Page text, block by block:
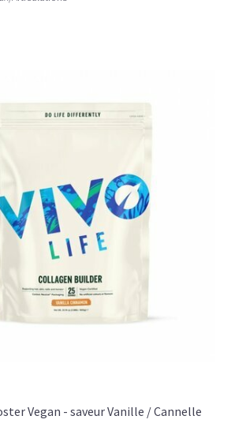
un soupçon de caramel pour un
détente… ou de concentration avant le
et stable, sans pic de glycémie,
toute la matinée et un allié parfait
retrouver le plaisir d’un vrai café
lourd ni affamé.
AU CARAMEL PROTÉINÉ
Vegan - saveur Vanille / Cannelle